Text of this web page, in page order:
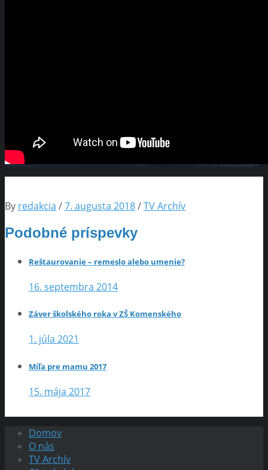
By redakcia /7. augusta 2018/TV Archív
Podobné príspevky
Reštaurovanie – remeslo alebo umenie?
16. septembra 2014
Záver školského roka v ZŠ Komenského
1. júla 2021
Míľa pre mamu 2017
15. mája 2017
Domov
O nás
TV Archív